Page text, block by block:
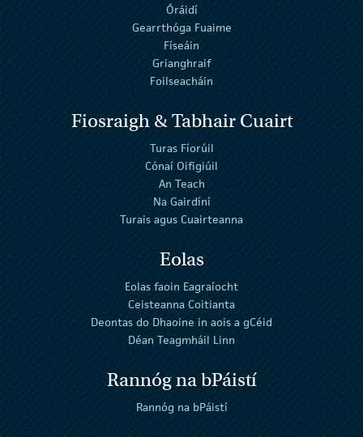
Óráidí
Gearrthóga Fuaime
Físeáin
Grianghraif
Foilseacháin
Fiosraigh & Tabhair Cuairt
Turas Fíorúil
Cónaí Oifigiúil
An Teach
Na Gairdíní
Turais agus Cuairteanna
Eolas
Eolas faoin Eagraíocht
Ceisteanna Coitianta
Deontas do Dhaoine in aois a gCéid
Déan Teagmháil Linn
Rannóg na bPáistí
Rannóg na bPáistí